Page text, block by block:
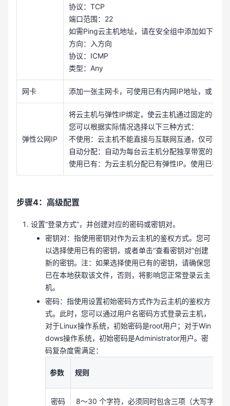
协议：TCP
端口范围：22
如需Ping云主机地址，请在安全组中添加如下规则
方向：入方向
协议：ICMP
类型：Any
网卡 添加一张主网卡，可使用已有内网IP地址，或自动
弹性公网IP
将云主机与弹性IP绑定，使云主机通过固定的公网
您可以根据实际情况选择以下三种方式：
不使用：云主机不能直接与互联网互通，仅可作
自动分配：自动为每台云主机分配独享带宽的弹
使用已有：为云主机分配已有弹性IP。使用已有
步骤4：高级配置
设置“登录方式”，并创建对应的密码或密钥对。
密钥对：指使用密钥对作为云主机的鉴权方式。您可
以选择使用已有的密钥，或者单击“查看密钥对”创建
新的密钥。注：如果选择使用已有的密钥，请确保您
已在本地获取该文件，否则，将影响您正常登录云主
机。
密码：指使用设置初始密码方式作为云主机的鉴权方
式。此时，您可以通过用户名密码方式登录云主机，
对于Linux操作系统，初始密码是root用户；对于Win
dows操作系统，初始密码是Administrator用户。密
码复杂度需满足：
参数 规则
密码 8～30 个字符，必须同时包含三项（大写字母